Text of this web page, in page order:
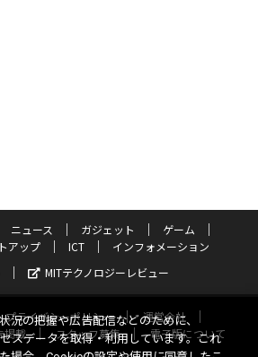
ニュース ガジェット
ゲーム
アップ ICT
インフォメーション
MITテクノロジーレビュー
プライバシーポリシー
運営会社
掲載 スタッフ募集
電子版について
況の把握や広告配信などのために、
スデータを取得・利用しています。これ